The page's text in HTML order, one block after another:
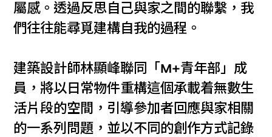
屬感。透過反思自己與家之間的聯繫，我
們往往能尋覓建構自我的過程。
建築設計師林顯峰聯同「M+青年部」成
員，將以日常物件重構這個承載着無數生
活片段的空間，引導參加者回應與家相關
的一系列問題，並以不同的創作方式記錄